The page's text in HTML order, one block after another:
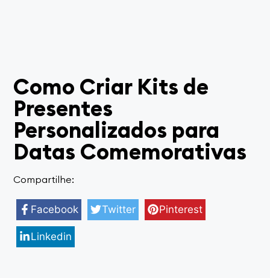
Como Criar Kits de
Presentes
Personalizados para
Datas Comemorativas
Compartilhe:
Facebook Twitter Pinterest
Linkedin